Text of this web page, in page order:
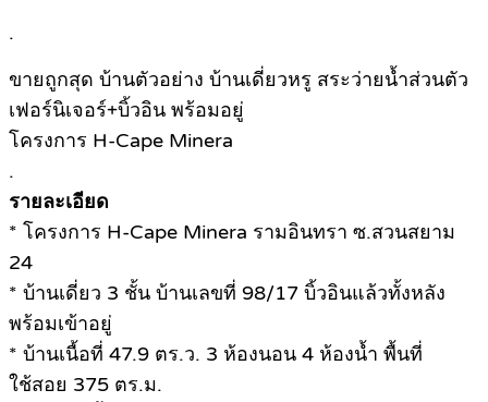
.
ขายถูกสุด บ้านตัวอย่าง บ้านเดี่ยวหรู สระว่ายน้ำส่วนตัว
เฟอร์นิเจอร์+บิ้วอิน พร้อมอยู่
โครงการ H-Cape Minera
.
รายละเอียด
* โครงการ H-Cape Minera รามอินทรา ซ.สวนสยาม
24
* บ้านเดี่ยว 3 ชั้น บ้านเลขที่ 98/17 บิ้วอินแล้วทั้งหลัง
พร้อมเข้าอยู่
* บ้านเนื้อที่ 47.9 ตร.ว. 3 ห้องนอน 4 ห้องน้ำ พื้นที่
ใช้สอย 375 ตร.ม.